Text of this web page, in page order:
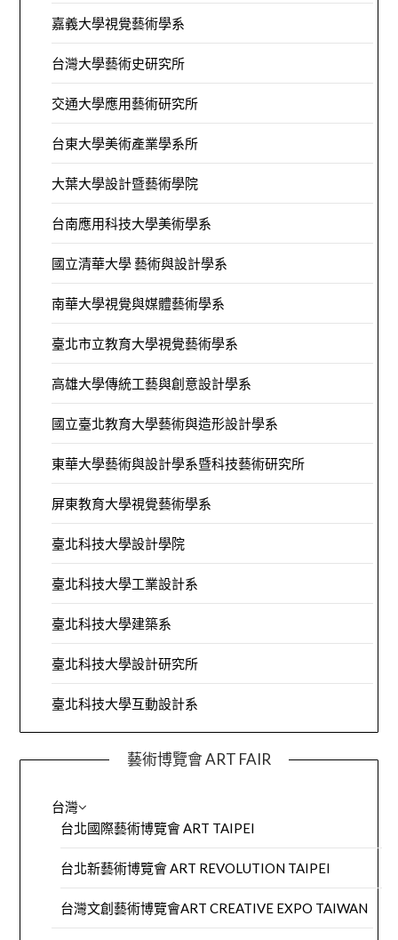
嘉義大學視覺藝術學系
台灣大學藝術史研究所
交通大學應用藝術研究所
台東大學美術產業學系所
大葉大學設計暨藝術學院
台南應用科技大學美術學系
國立清華大學 藝術與設計學系
南華大學視覺與媒體藝術學系
臺北市立教育大學視覺藝術學系
高雄大學傳統工藝與創意設計學系
國立臺北教育大學藝術與造形設計學系
東華大學藝術與設計學系暨科技藝術研究所
屏東教育大學視覺藝術學系
臺北科技大學設計學院
臺北科技大學工業設計系
臺北科技大學建築系
臺北科技大學設計研究所
臺北科技大學互動設計系
藝術博覽會 ART FAIR
台灣
台北國際藝術博覽會 ART TAIPEI
台北新藝術博覽會 ART REVOLUTION TAIPEI
台灣文創藝術博覽會ART CREATIVE EXPO TAIWAN